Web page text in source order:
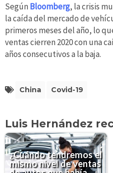
Según Bloomberg, la crisis
la caída del mercado de
primeros meses del año, lo
ventas cierren 2020 con una
años consecutivos a la baja.
China Covid-19
Luis Hernández
¿Cuándo tendremos el
mismo nivel de ventas